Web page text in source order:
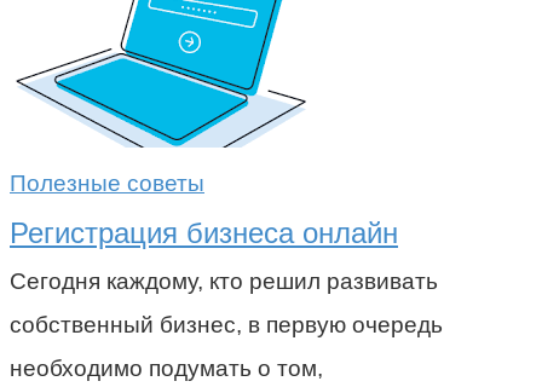
Полезные советы
Регистрация бизнеса онлайн
Сегодня каждому, кто решил развивать
собственный бизнес, в первую очередь
необходимо подумать о том,